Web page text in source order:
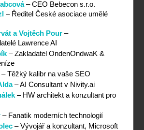
– CEO Bebecon s.r.o.
– Ředitel České asociace umělé
a Vojtěch Pour –
Lawrence AI
– Zakladatel OndenOndwaK &
– Těžký kalibr na vaše SEO
– AI Consultant v Nivity.ai
– HW architekt a konzultant pro
– Fanatik moderních technologií
– Vývojář a konzultant, Microsoft